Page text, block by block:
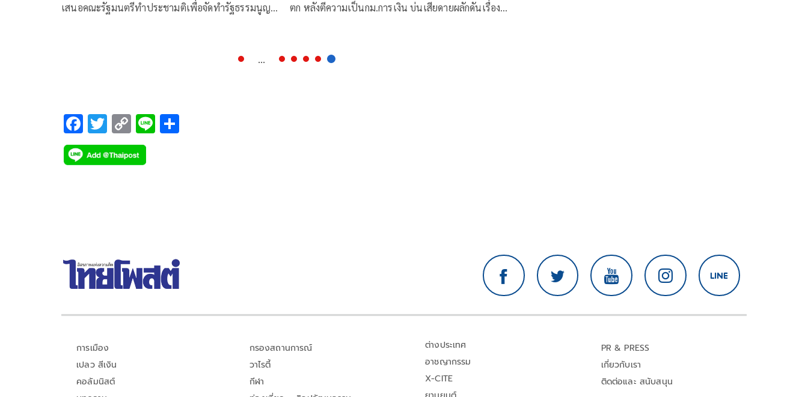
เสนอคณะรัฐมนตรีทำประชามติเพื่อจัดทำรัฐธรรมนูญ
ตก หลังตีความเป็นกม.การเงิน บ่นเสียดายผลักดันเรื่อง
...
F
ac
e
T
wi
tt
C
o
p
Li
การเมือง
เปลว สีเงิน
คอลัมนิสต์
กรองสถานการณ์
วาไรตี้
กีฬา
ต่างประเทศ
อาชญากรรม
X-CITE
PR & PRESS
เกี่ยวกับเรา
ติดต่อและ สนับสนุน